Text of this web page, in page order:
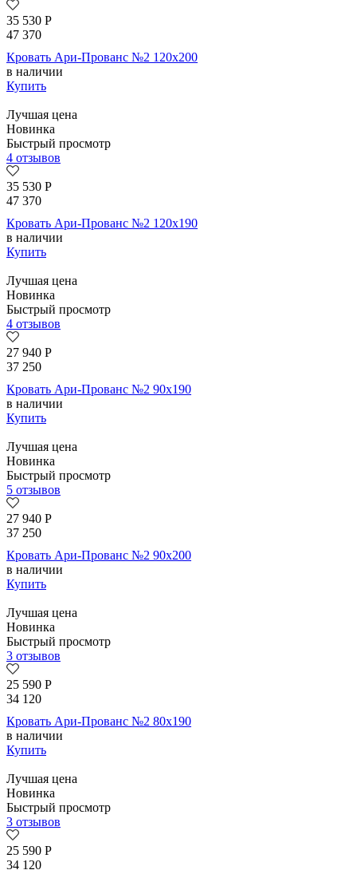
35 530 Р
47 370
Кровать Ари-Прованс №2 120х200
в наличии
Купить
Лучшая цена
Новинка
Быстрый просмотр
4 отзывов
35 530 Р
47 370
Кровать Ари-Прованс №2 120х190
в наличии
Купить
Лучшая цена
Новинка
Быстрый просмотр
4 отзывов
27 940 Р
37 250
Кровать Ари-Прованс №2 90х190
в наличии
Купить
Лучшая цена
Новинка
Быстрый просмотр
5 отзывов
27 940 Р
37 250
Кровать Ари-Прованс №2 90х200
в наличии
Купить
Лучшая цена
Новинка
Быстрый просмотр
3 отзывов
25 590 Р
34 120
Кровать Ари-Прованс №2 80х190
в наличии
Купить
Лучшая цена
Новинка
Быстрый просмотр
3 отзывов
25 590 Р
34 120